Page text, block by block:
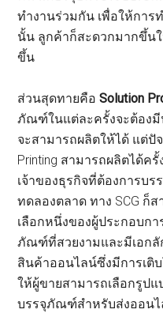
ทำงานร่วมกัน เพื่อให้กา
นั้น ลูกค้าก็สะดวกมากขึ้น
ขึ้น
ส่วนสุดทายคือSolution
ภัณฑ์ในแต่ละครั้งจะต้อง
จะสามารถผลิตให้ได้ แต่ปั
Printing สามารถผลิตได้ค
เจ้าของธุรกิจที่ต้องการบ
ทดลองตลาด ทาง SCG ก็
เลือกหนึ่งของผู้ประกอบกา
ภัณฑ์ที่สวยงามและมีเอก
สินค้าออนไลน์ซึ่งมีการเติ
ให้ผู้ขายสามารถเลือกรูป
บรรจุภัณฑ์สำหรับส่งออน